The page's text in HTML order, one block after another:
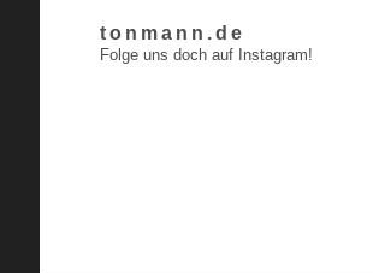
tonmann.de
Folge uns doch auf Instagram!